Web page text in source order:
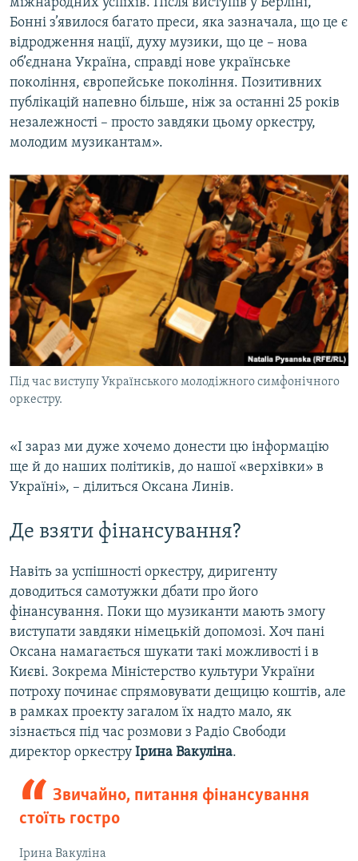
Бонні з’явилося багато преси, яка зазначала, що це є
відродження нації, духу музики, що це – нова
об’єднана Україна, справді нове українське
покоління, європейське покоління. Позитивних
публікацій напевно більше, ніж за останні 25 років
незалежності – просто завдяки цьому оркестру,
молодим музикантам».
Під час виступу Українського молодіжного симфонічного
оркестру.
«І зараз ми дуже хочемо донести цю інформацію
ще й до наших політиків, до нашої «верхівки» в
Україні», – ділиться Оксана Линів.
Де взяти фінансування?
Навіть за успішності оркестру, диригенту
доводиться самотужки дбати про його
фінансування. Поки що музиканти мають змогу
виступати завдяки німецькій допомозі. Хоч пані
Оксана намагається шукати такі можливості і в
Києві. Зокрема Міністерство культури України
потроху починає спрямовувати дещицю коштів, але
в рамках проекту загалом їх надто мало, як
зізнається під час розмови з Радіо Свободи
директор оркестру Ірина Вакуліна.
Звичайно, питання фінансування
стоїть гостро
Ірина Вакуліна